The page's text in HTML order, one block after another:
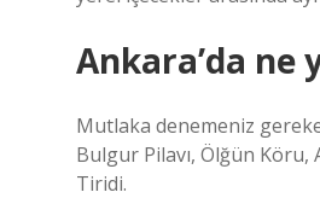
Ankara’da ne
Mutlaka denemeniz
Bulgur Pilavı, Ölğün Köru,
Tiridi.